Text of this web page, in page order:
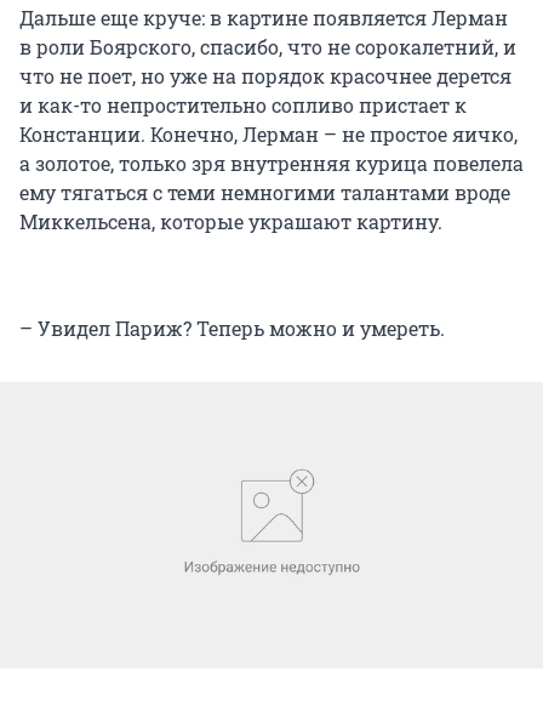
Дальше еще круче: в картине появляется Лерман
в роли Боярского, спасибо, что не сорокалетний, и
что не поет, но уже на порядок красочнее дерется
и как-то непростительно сопливо пристает к
Констанции. Конечно, Лерман – не простое яичко,
а золотое, только зря внутренняя курица повелела
ему тягаться с теми немногими талантами вроде
Миккельсена, которые украшают картину.
– Увидел Париж? Теперь можно и умереть.